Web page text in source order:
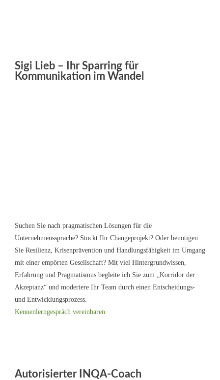
Sigi Lieb – Ihr Sparring für
Kommunikation im Wandel
Suchen Sie nach pragmatischen Lösungen für die
Unternehmenssprache? Stockt Ihr Changeprojekt? Oder benötigen
Sie Resilienz, Krisenprävention und Handlungsfähigkeit im Umgang
mit einer empörten Gesellschaft? Mit viel Hintergrundwissen,
Erfahrung und Pragmatismus begleite ich Sie zum „Korridor der
Akzeptanz“ und moderiere Ihr Team durch einen Entscheidungs-
und Entwicklungsprozess.
Kennenlerngespräch vereinbaren
Autorisierter INQA-Coach